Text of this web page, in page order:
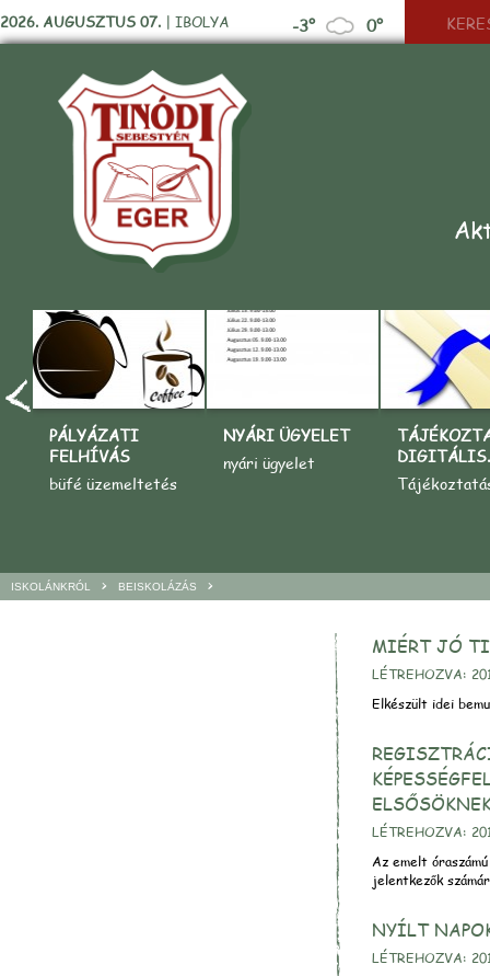
2026. AUGUSZTUS 07. | IBOLYA -3° 0°
PÁLYÁZATI
FELHÍVÁS
büfé üzemeltetés
NYÁRI ÜGYELET
nyári ügyelet
ISKOLÁNKRÓL > BEISKOLÁZÁS >
MIÉRT JÓ
LÉTREHOZVA:
Elkészült idei
LÉTREHOZVA:
Az emelt
jelentkezők
NYÍLT
LÉTREHOZVA: